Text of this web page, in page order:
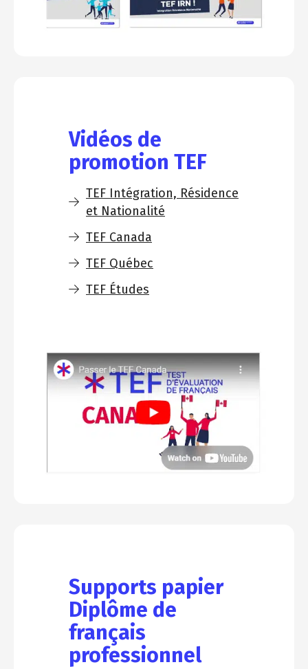
Vidéos de
promotion TEF
TEF Intégration, Résidence
et Nationalité
TEF Canada
TEF Québec
TEF Études
Supports papier
Diplôme de
français
professionnel